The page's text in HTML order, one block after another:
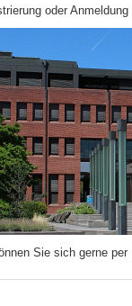
oder
Sie sich gerne per